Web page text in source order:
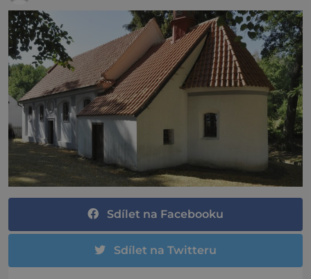
Sdílet na Facebooku
Sdílet na Twitteru